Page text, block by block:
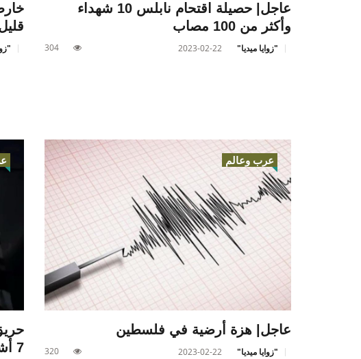
عاجل| حصيلة اقتحام نابلس 10 شهداء
وأكثر من 100 مصاب
"زوايا ميديا" 2023-02-22
304
عرب وعالم
عاجل| هزة أرضية في فلسطين
"زوايا ميديا" 2023-02-22
320
7 أشخاص